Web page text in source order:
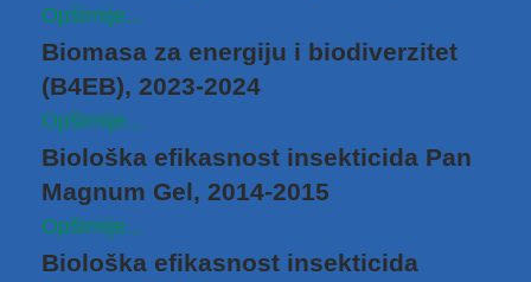
Opširnije...
Biomasa za energiju i biodiverzitet
(B4EB), 2023-2024
Opširnije...
Biološka efikasnost insekticida Pan
Magnum Gel, 2014-2015
Opširnije...
Biološka efikasnost insekticida